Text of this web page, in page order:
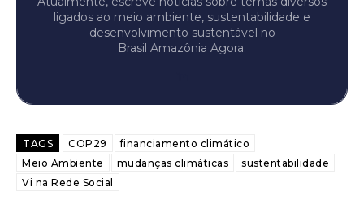
ligados ao meio ambiente, sustentabilidade e
desenvolvimento sustentável no
Brasil Amazônia Agora.
TAGS COP29
financiamento climático
Meio Ambiente
mudanças climáticas
sustentabilidade
Vi na Rede Social